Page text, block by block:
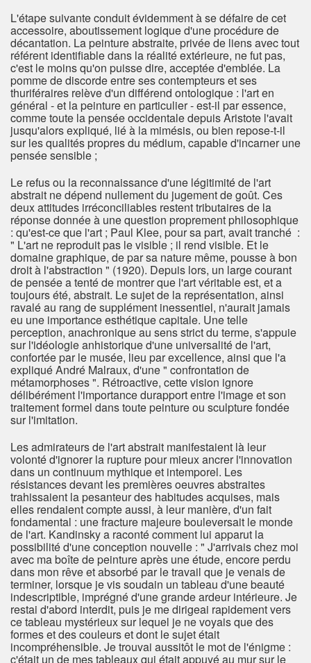
L'étape suivante conduit évidemment à se défaire de cet
accessoire, aboutissement logique d'une procédure de
décantation. La peinture abstraite, privée de liens avec tout
référent identifiable dans la réalité extérieure, ne fut pas,
c'est le moins qu'on puisse dire, acceptée d'emblée. La
pomme de discorde entre ses contempteurs et ses
thuriféraires relève d'un différend ontologique : l'art en
général - et la peinture en particulier - est-il par essence,
comme toute la pensée occidentale depuis Aristote l'avait
jusqu'alors expliqué, lié à la mimésis, ou bien repose-t-il
sur les qualités propres du médium, capable d'incarner une
pensée sensible ;
Le refus ou la reconnaissance d'une légitimité de l'art
abstrait ne dépend nullement du jugement de goût. Ces
deux attitudes irréconciliables restent tributaires de la
réponse donnée à une question proprement philosophique
: qu'est-ce que l'art ; Paul Klee, pour sa part, avait tranché :
" L'art ne reproduit pas le visible ; il rend visible. Et le
domaine graphique, de par sa nature même, pousse à bon
droit à l'abstraction " (1920). Depuis lors, un large courant
de pensée a tenté de montrer que l'art véritable est, et a
toujours été, abstrait. Le sujet de la représentation, ainsi
ravalé au rang de supplément inessentiel, n'aurait jamais
eu une importance esthétique capitale. Une telle
perception, anachronique au sens strict du terme, s'appuie
sur l'idéologie anhistorique d'une universalité de l'art,
confortée par le musée, lieu par excellence, ainsi que l'a
expliqué André Malraux, d'une " confrontation de
métamorphoses ". Rétroactive, cette vision ignore
délibérément l'importance durapport entre l'image et son
traitement formel dans toute peinture ou sculpture fondée
sur l'imitation.
Les admirateurs de l'art abstrait manifestaient là leur
volonté d'ignorer la rupture pour mieux ancrer l'innovation
dans un continuum mythique et intemporel. Les
résistances devant les premières oeuvres abstraites
trahissaient la pesanteur des habitudes acquises, mais
elles rendaient compte aussi, à leur manière, d'un fait
fondamental : une fracture majeure bouleversait le monde
de l'art. Kandinsky a raconté comment lui apparut la
possibilité d'une conception nouvelle : " J'arrivais chez moi
avec ma boîte de peinture après une étude, encore perdu
dans mon rêve et absorbé par le travail que je venais de
terminer, lorsque je vis soudain un tableau d'une beauté
indescriptible, imprégné d'une grande ardeur intérieure. Je
restai d'abord interdit, puis je me dirigeai rapidement vers
ce tableau mystérieux sur lequel je ne voyais que des
formes et des couleurs et dont le sujet était
incompréhensible. Je trouvai aussitôt le mot de l'énigme :
c'était un de mes tableaux qui était appuyé au mur sur le